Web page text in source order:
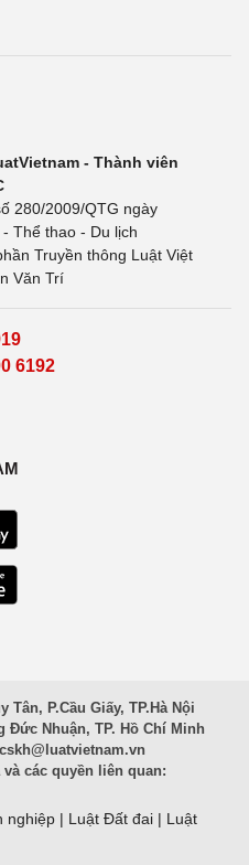
- Thành viên
280/2009/QTG ngày
Thể thao - Du lịch
Truyền thông Luật Việt
Văn Trí
6192
Tân, P.Cầu Giấy, TP.Hà Nội
Đức Nhuận, TP. Hồ Chí Minh
cskh@luatvietnam.vn
các quyền liên quan:
nghiệp | Luật Đất đai | Luật